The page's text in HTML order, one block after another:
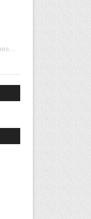
Una publicación compartida de infravg Nuestros Viajes (@infravg)